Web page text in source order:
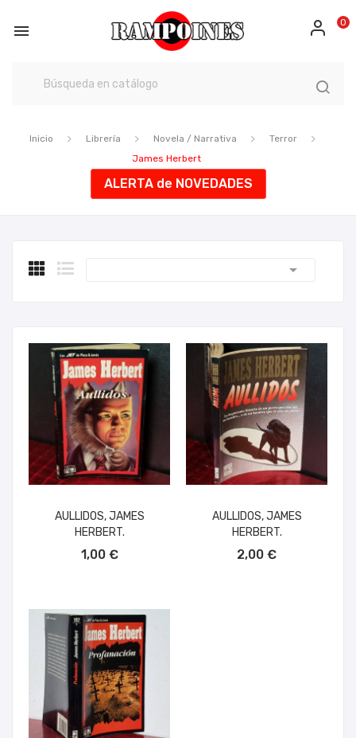
 0
Inicio Librería Novela / Narrativa
Terror
James Herbert
ALERTA de NOVEDADES

AULLIDOS, JAMES
HERBERT.
1,00 €
AULLIDOS, JAMES
HERBERT.
2,00 €